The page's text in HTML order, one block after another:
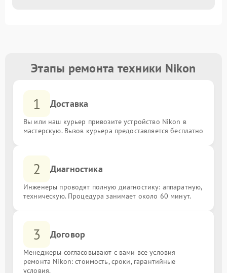
Этапы ремонта техники Nikon
1 Доставка
Вы или наш курьер привозите устройство Nikon в
мастерскую. Вызов курьера предоставляется бесплатно
2 Диагностика
Инженеры проводят полную диагностику: аппаратную,
техническую. Процедура занимает около 60 минут.
3 Договор
Менеджеры согласовывают с вами все условия
ремонта Nikon: стоимость, сроки, гарантийные
условия.